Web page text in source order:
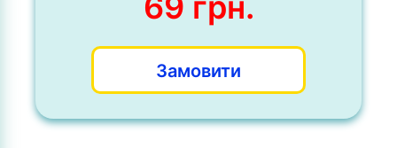
ціна:
73 грн..
Поточна
ціна:
69 грн..
Замовити